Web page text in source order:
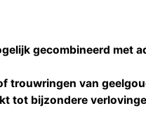
gecombineerd met
trouwringen van
tot bijzondere